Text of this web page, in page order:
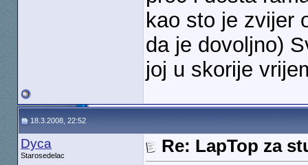
kao sto je zvijer
da je dovoljno)
joj u skorije
18.3.2008, 22:52
Dyca
Starosedelac
Re: LapTop za